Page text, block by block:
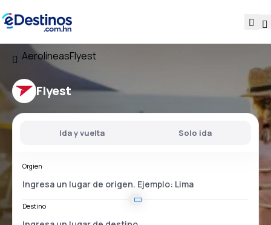
AerolíneasFlyest
Flyest
Ida y vuelta Solo ida
Orgien
Destino